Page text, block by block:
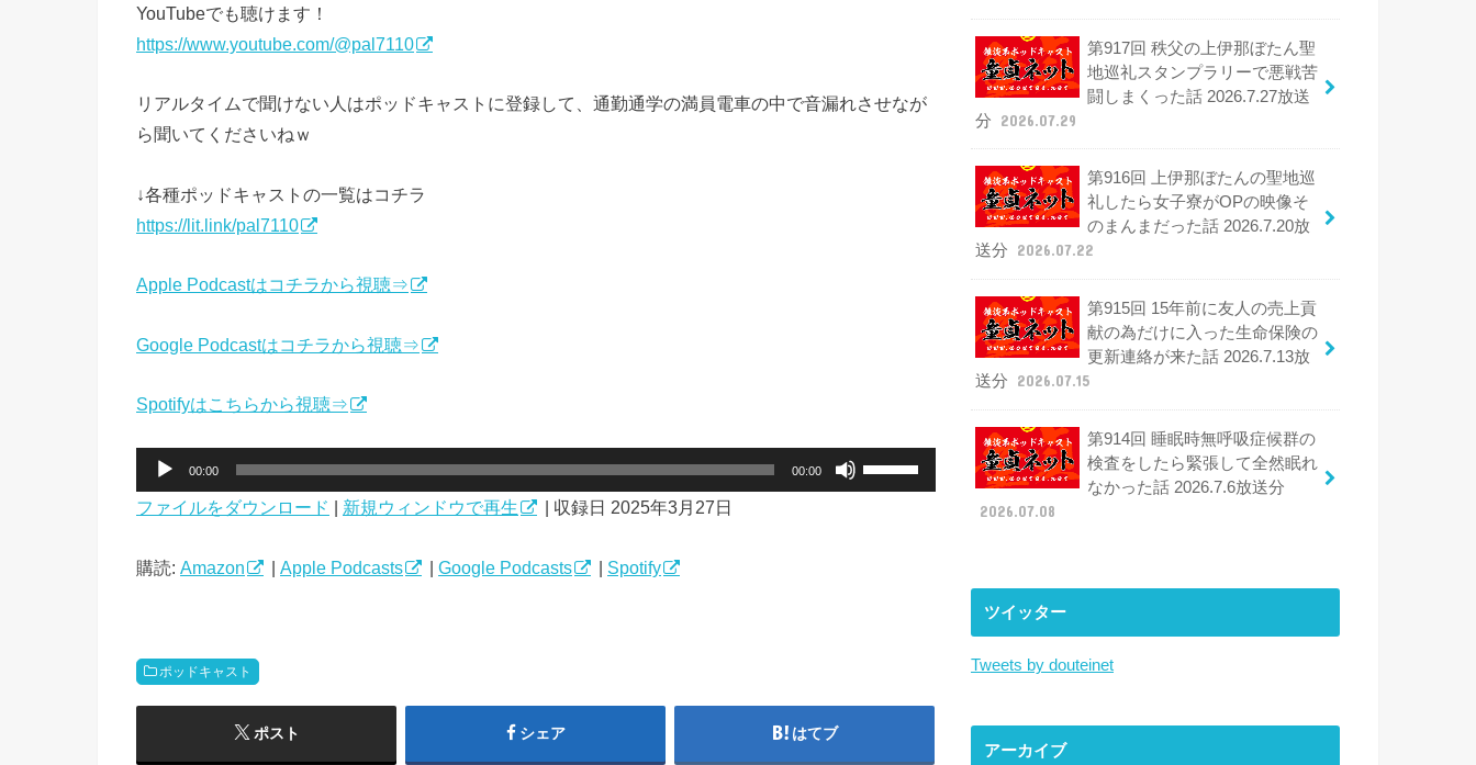
YouTubeでも聴けます！
https://www.youtube.com/@pal7110
リアルタイムで聞けない人はポッドキャストに登録して、通勤通学の満員電車の中で音漏れさせなが
ら聞いてくださいねｗ
↓各種ポッドキャストの一覧はコチラ
https://lit.link/pal7110
Apple Podcastはコチラから視聴⇒
Google Podcastはコチラから視聴⇒
Spotifyはこちらから視聴⇒
プ
ー
00:00 00:00
ファイルをダウンロード | 新規ウィンドウで再生 | 収録日 2025年3月27日
購読: Amazon | Apple Podcasts | Google Podcasts | Spotify
ポッドキャスト
ポスト シェア はてブ
第917回 秩父の上伊那ぼたん聖
地巡礼スタンプラリーで悪戦苦
闘しまくった話 2026.7.27放送
分
2026.07.29
第916回 上伊那ぼたんの聖地巡
礼したら女子寮がOPの映像そ
のまんまだった話 2026.7.20放
送分
2026.07.22
第915回 15年前に友人の売上貢
献の為だけに入った生命保険の
更新連絡が来た話 2026.7.13放
送分
2026.07.15
第914回 睡眠時無呼吸症候群の
検査をしたら緊張して全然眠れ
なかった話 2026.7.6放送分
2026.07.08
ツイッター
Tweets by douteinet
アーカイブ